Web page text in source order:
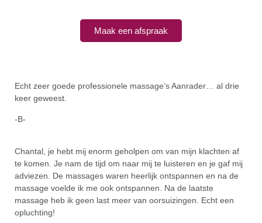
Maak een afspraak
Echt zeer goede professionele massage’s Aanrader… al drie
keer geweest.
-B-
Chantal, je hebt mij enorm geholpen om van mijn klachten af
te komen. Je nam de tijd om naar mij te luisteren en je gaf mij
adviezen. De massages waren heerlijk ontspannen en na de
massage voelde ik me ook ontspannen. Na de laatste
massage heb ik geen last meer van oorsuizingen. Echt een
opluchting!